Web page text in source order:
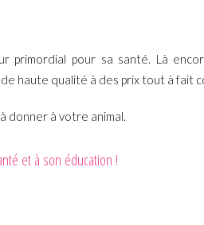
pour sa santé. Là
haute qualité à des prix tout à fait
donner à votre animal.
et à son éducation !